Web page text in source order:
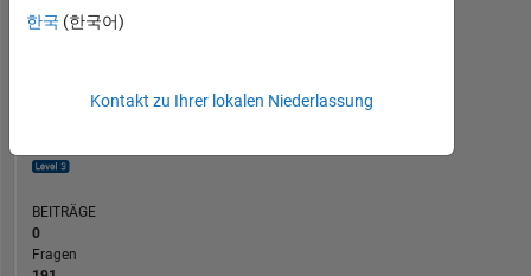
RANG
899
BEITRÄGE
0
Fragen
한국 (한국어)
Kontakt zu Ihrer lokalen Niederlassung